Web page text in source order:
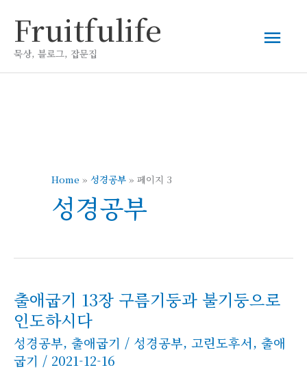
로
Fruitfulife
묵상, 블로그, 잡문집
메
인
Home » 성경공부» 페이지 3
성경공부
출애굽기 13장 구름기둥과 불기둥으로
인도하시다
성경공부, 출애굽기 / 성경공부, 고린도후서, 출애
굽기 / 2021-12-16